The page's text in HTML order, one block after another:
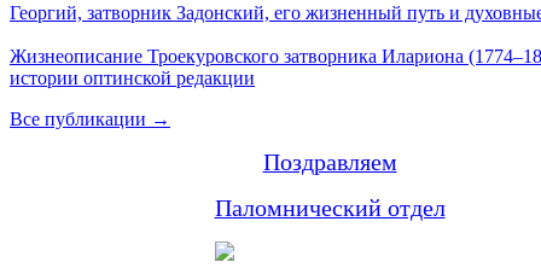
Георгий, затворник Задонский, его жизненный путь и
Жизнеописание Троекуровского затворника Илариона
истории оптинской редакции
Все публикации →
Поздравляем
Паломнический отдел